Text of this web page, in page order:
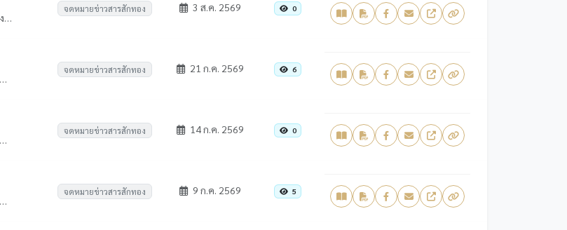
KPRU Newsletter ฉบับที่ 143 ปีงบประมาณ 2569 ระหว่างวันที่ 18 - 24 กรกฏาคม 2569
จดหมายข่าวสารสักทอง 3 ส.ค. 2569 0
KPRU Newsletter จดหมายข่าวสารสักทอง ฉบับที่ 142 ปีงบประมาณ 2569 ระหว่างวันที่ 11 - 17 กรกฎาคม 2569
จดหมายข่าวสารสักทอง 21 ก.ค. 2569 6
KPRU Newsletter จดหมายข่าวสารสักทอง ฉบับที่ 141 ปีงบประมาณ 2569 ระหว่างวันที่ 4 - 10 กรกฎาคม 2569
จดหมายข่าวสารสักทอง 14 ก.ค. 2569 0
KPRU Newsletter จดหมายข่าวสารสักทอง ฉบับที่ 140 ปีงบประมาณ 2569 ระหว่างวันที่ 27 มิถุนายน - 3 กรกฎาคม 2569
จดหมายข่าวสารสักทอง 9 ก.ค. 2569 5